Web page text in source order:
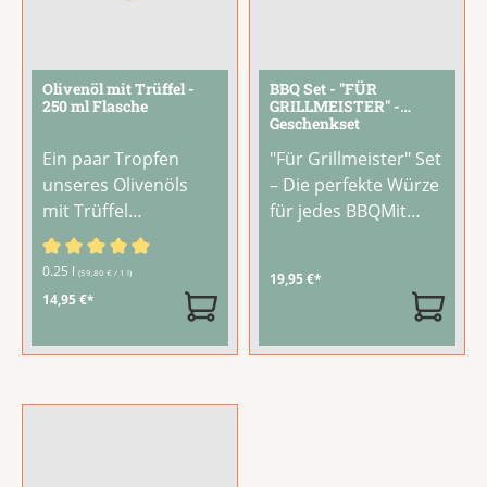
Olivenöl mit Trüffel -
250 ml Flasche
Ein paar Tropfen
unseres Olivenöls
mit Trüffel
verwandeln ein
schlichtes Gericht in
ein besonderes
Gaumenvergnügen.
Goldgelbes Olivenöl
Durchschnittliche Bewertung von 4.67 von 5 Sternen
0.25 l (59,80 € / 1 l)
14,95 €*
BBQ Set - "FÜR
GRILLMEISTER" -
Geschenkset
"Für Grillmeister" Set
– Die perfekte Würze
für jedes BBQMit
jedes Grillgericht im
Handumdrehen. Vier
perfekt aufeinander
19,95 €*